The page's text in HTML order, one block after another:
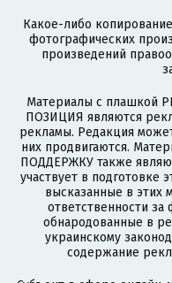
Какое-либо
фотографических
произведений
Материалы с плашкой
ПОЗИЦИЯ являются
рекламы. Редакция
них продвигаются.
ПОДДЕРЖКУ также
участвует в подготовке
высказанные в этих
ответственности
обнародованные в
украинскому
содержание